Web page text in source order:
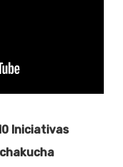
Iniciativas